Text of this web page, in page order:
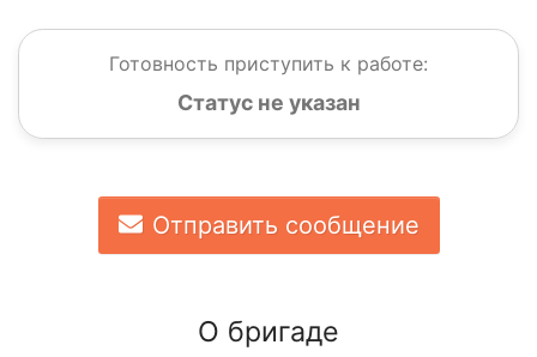
Готовность приступить к работе:
Статус не указан
Отправить сообщение
О бригаде